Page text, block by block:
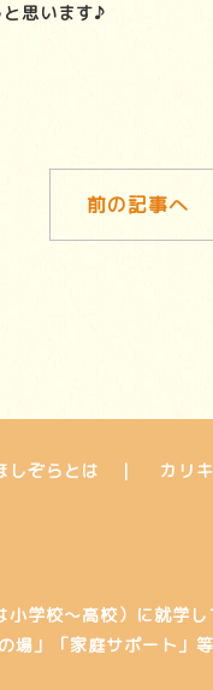
思います♪
前の記事へ
しぞらとは カリ
学校～高校）に就学
場」「家庭サポート」